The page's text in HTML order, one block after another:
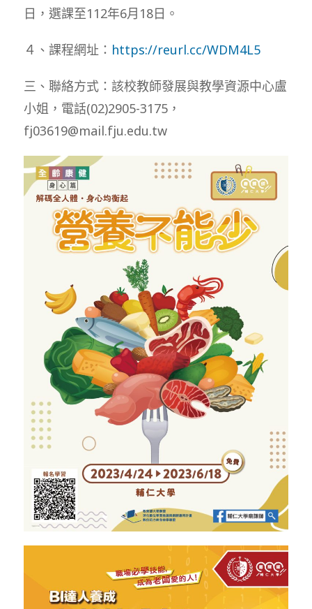
日，選課至112年6月18日。
４、課程網址： https://reurl.cc/WDM4L5
三、聯絡方式：該校教師發展與教學資源中心盧
小姐，電話(02)2905-3175，
fj03619@mail.fju.edu.tw